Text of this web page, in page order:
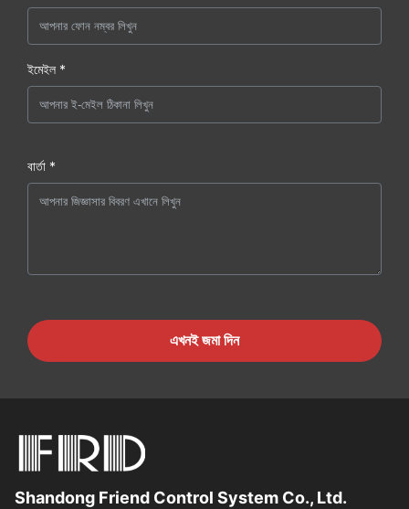
ইমেইল *
বার্তা *
এখনই জমা দিন
Shandong Friend Control System Co., Ltd.